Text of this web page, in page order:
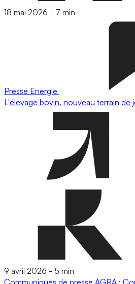
18 mai 2026 - 7 min
Presse Energie
L'élevage bovin, nouveau terrain de
9 avril 2026 - 5 min
Communiqués de presse AGRA :